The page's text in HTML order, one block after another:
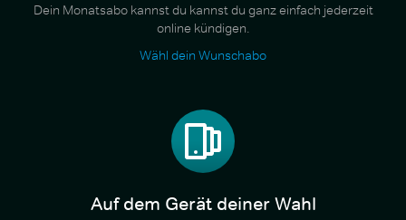
Dein Monatsabo kannst du kannst du ganz einfach jederzeit
online kündigen.
Wähl dein Wunschabo
Auf dem Gerät deiner Wahl